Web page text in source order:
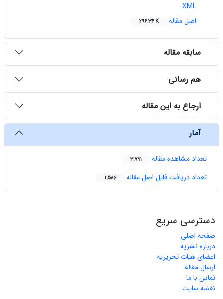
XML
اصل مقاله
296.34 K
سابقه مقاله
هم رسانی
ارجاع به این مقاله
آمار
تعداد مشاهده مقاله 3,791
تعداد دریافت فایل اصل مقاله 1,586
دسترسی سریع
صفحه اصلی
درباره نشریه
اعضای هیات تحریریه
ارسال مقاله
تماس با ما
نقشه سایت